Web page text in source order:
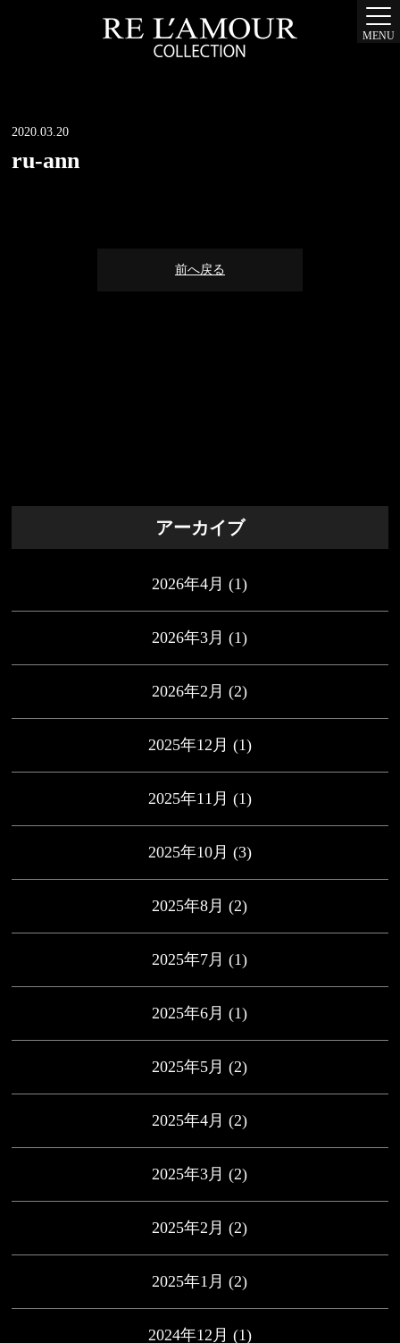
MENU
2020.03.20
ru-ann
前へ戻る
アーカイブ
2026年4月 (1)
2026年3月 (1)
2026年2月 (2)
2025年12月 (1)
2025年11月 (1)
2025年10月 (3)
2025年8月 (2)
2025年7月 (1)
2025年6月 (1)
2025年5月 (2)
2025年4月 (2)
2025年3月 (2)
2025年2月 (2)
2025年1月 (2)
2024年12月 (1)